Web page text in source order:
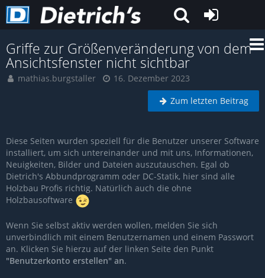
Griffe zur Größenveränderung von dem
Ansichtsfenster nicht sichtbar
mathias.burgstaller
16. Dezember 2023
Zum letzten Beitrag
Diese Seiten wurden speziell für die Benutzer unserer Software
installiert, um sich untereinander und mit uns, Informationen,
Neuigkeiten, Bilder und Dateien auszutauschen. Egal ob
Dietrich's Abbundprogramm oder DC-Statik, hier sind alle
Holzbau Profis richtig. Natürlich auch die ohne
Holzbausoftware
Wenn Sie selbst aktiv werden wollen, melden Sie sich
unverbindlich mit einem Benutzernamen und einem Passwort
an. Klicken Sie hierzu auf der linken Seite den Punkt
"Benutzerkonto erstellen" an.